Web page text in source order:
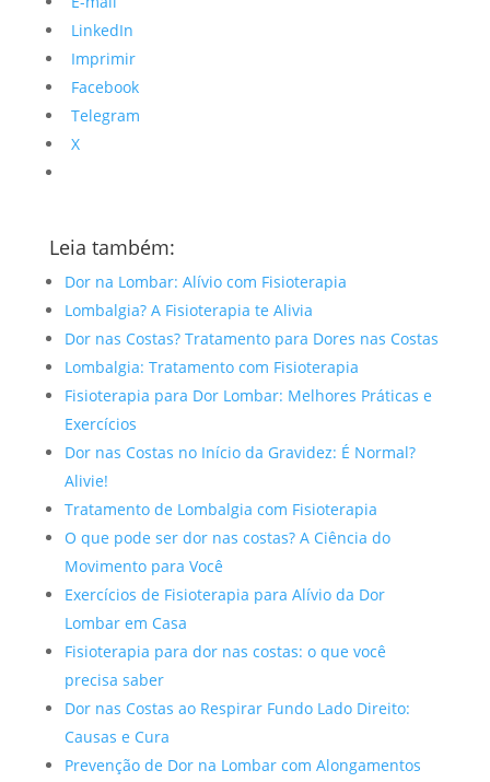
LinkedIn
Imprimir
Facebook
Telegram
X
Leia também:
Dor na Lombar: Alívio com Fisioterapia
Lombalgia? A Fisioterapia te Alivia
Dor nas Costas? Tratamento para Dores nas Costas
Lombalgia: Tratamento com Fisioterapia
Fisioterapia para Dor Lombar: Melhores Práticas e
Exercícios
Dor nas Costas no Início da Gravidez: É Normal?
Alivie!
Tratamento de Lombalgia com Fisioterapia
O que pode ser dor nas costas? A Ciência do
Movimento para Você
Exercícios de Fisioterapia para Alívio da Dor
Lombar em Casa
Fisioterapia para dor nas costas: o que você
precisa saber
Dor nas Costas ao Respirar Fundo Lado Direito:
Causas e Cura
Prevenção de Dor na Lombar com Alongamentos